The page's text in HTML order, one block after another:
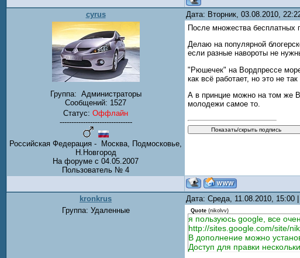
cyrus Дата: Вторник, 03.08.2010,
Группа: Администраторы
Сообщений: 1527
Статус: Оффлайн
-------------------------------
Российская Федерация - Москва, Подмосковье,
Н.Новгород
На форуме с 04.05.2007
Пользователь № 4
После множества бесплатных
Делаю на популярной
если разные навороты не
"Рюшечек" на Вордпрессе
как всё работает, но это не
А в принцие можно на том же
молодежи самое то.
kronkrus Дата: Среда, 11.08.2010,
Группа: Удаленные
Quote (nikolvv)
я пользуюсь google, все
http://sites.google.com/site/
В дополнение можно
Доступ для правки